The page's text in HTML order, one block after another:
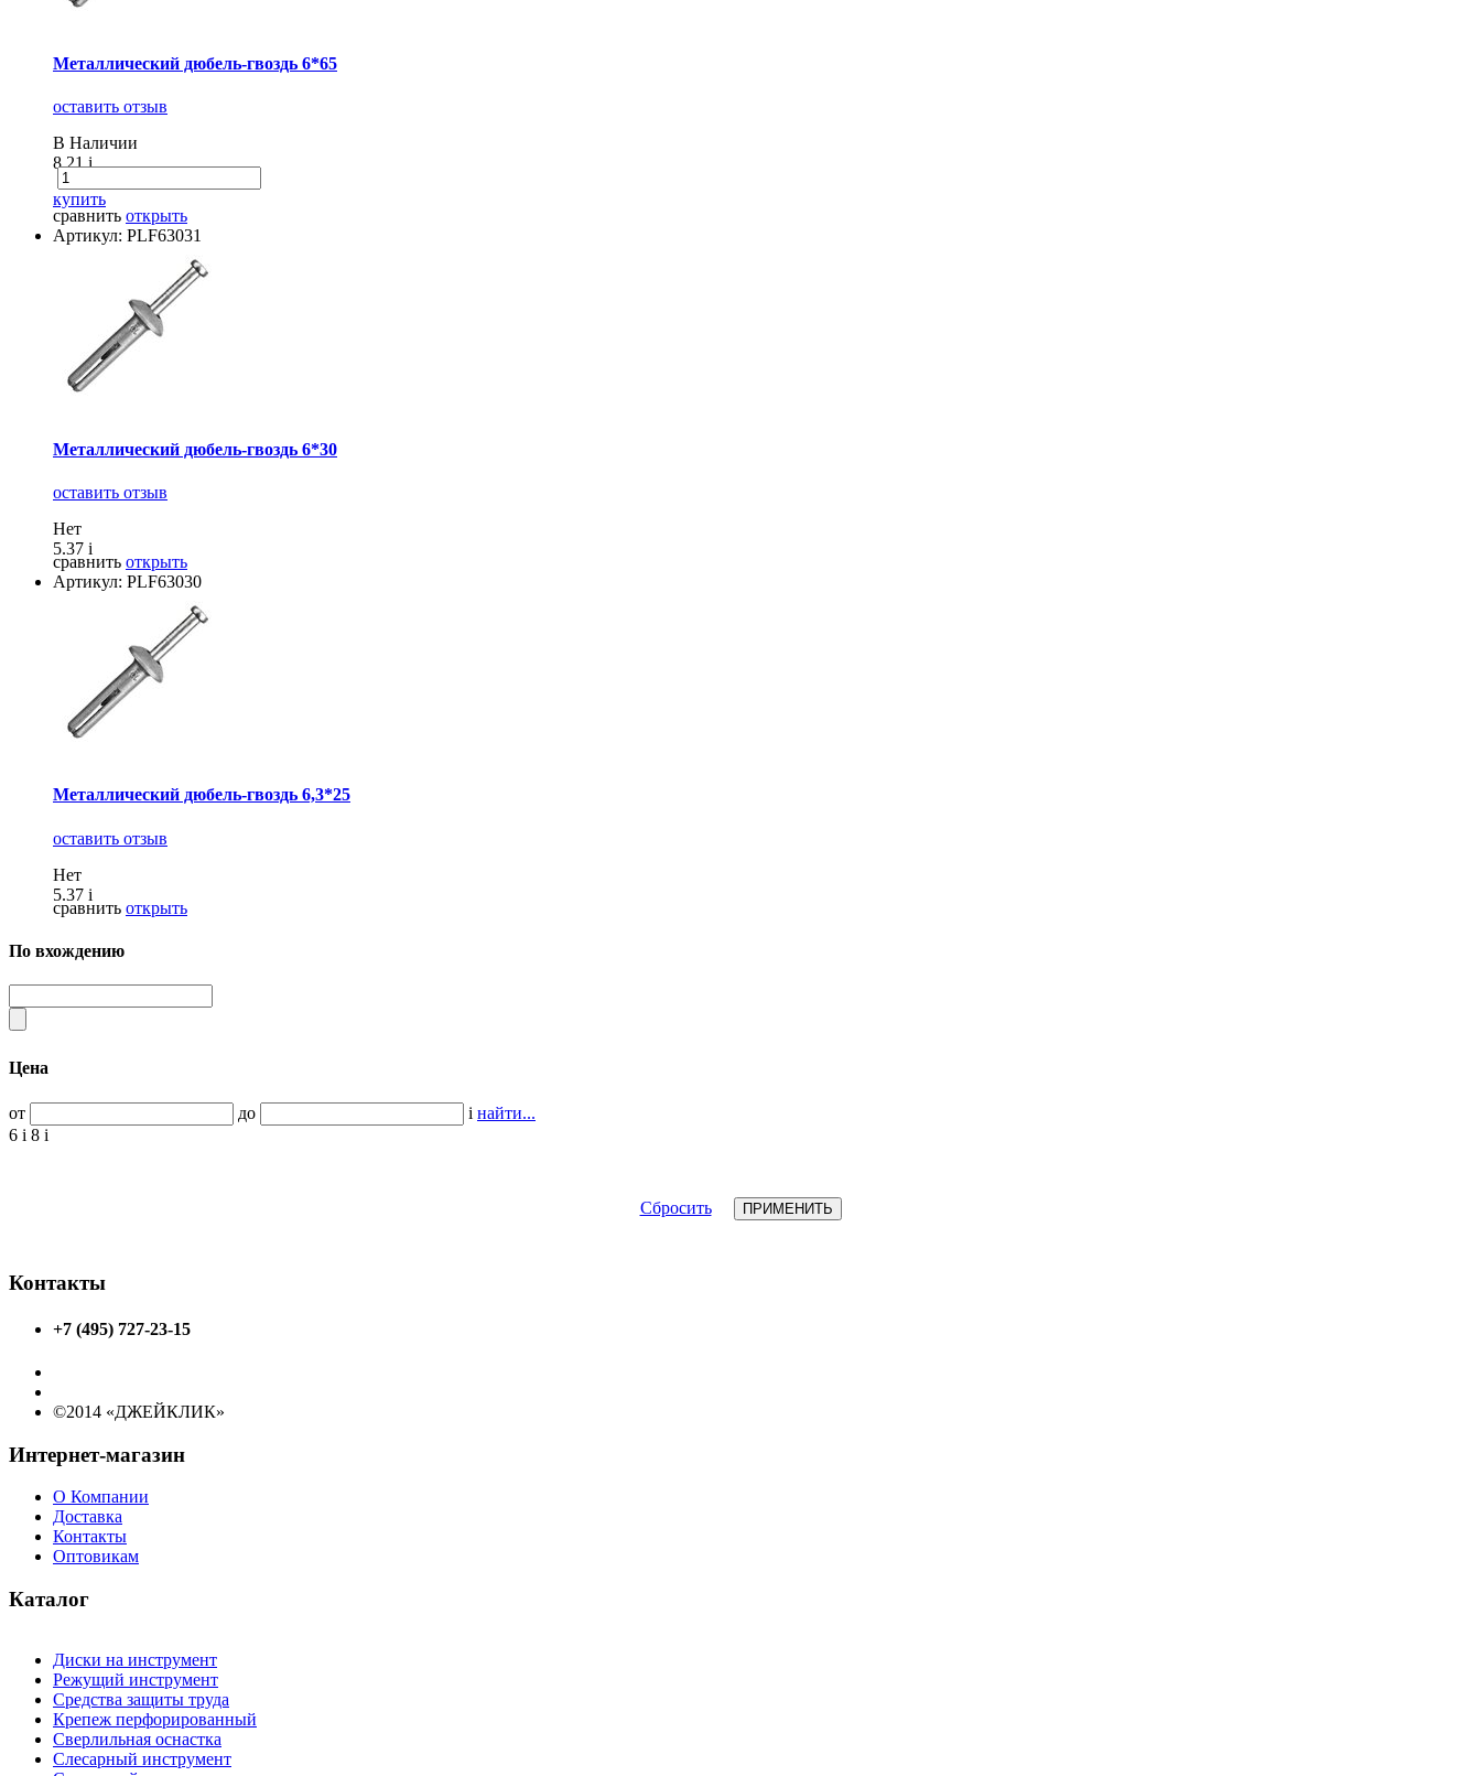
Металлический дюбель-гвоздь 6*65
оставить отзыв
В Наличии
8.21i
купить
сравнить открыть
Артикул: PLF63031
Металлический дюбель-гвоздь 6*30
оставить отзыв
Нет
5.37 i
сравнить открыть
Артикул: PLF63030
Металлический дюбель-гвоздь 6,3*25
оставить отзыв
Нет
5.37 i
сравнить открыть
По вхождению
Цена
от до i найти...
6 i 8 i
Сбросить
Контакты
+7 (495) 727-23-15
©2014 «ДЖЕЙКЛИК»
Интернет-магазин
О Компании
Доставка
Контакты
Оптовикам
Каталог
Диски на инструмент
Режущий инструмент
Средства защиты труда
Крепеж перфорированный
Сверлильная оснастка
Слесарный инструмент